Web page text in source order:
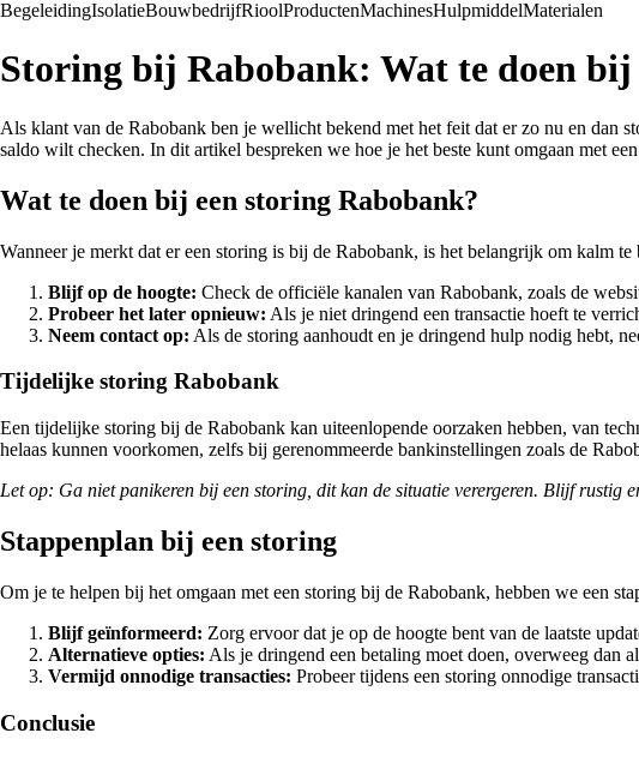
BegeleidingIsolatieBouwbedrijfRioolProductenMachinesHulpmiddelMaterialen
Storing bij Rabobank: Wat te doen
Als klant van de Rabobank ben je wellicht bekend met het feit dat er zo nu en dan
saldo wilt checken. In dit artikel bespreken we hoe je het beste kunt omgaan met
Wat te doen bij een storing Rabobank?
Wanneer je merkt dat er een storing is bij de Rabobank, is het belangrijk om kalm
Blijf op de hoogte: Check de officiële kanalen van Rabobank, zoals de
Probeer het later opnieuw: Als je niet dringend een transactie hoeft te
Neem contact op: Als de storing aanhoudt en je dringend hulp nodig hebt,
Tijdelijke storing Rabobank
Een tijdelijke storing bij de Rabobank kan uiteenlopende oorzaken hebben, van
helaas kunnen voorkomen, zelfs bij gerenommeerde bankinstellingen zoals de
Let op: Ga niet panikeren bij een storing, dit kan de situatie verergeren. Blijf rustig
Stappenplan bij een storing
Om je te helpen bij het omgaan met een storing bij de Rabobank, hebben we een
Blijf geïnformeerd: Zorg ervoor dat je op de hoogte bent van de laatste
Alternatieve opties: Als je dringend een betaling moet doen, overweeg dan
Vermijd onnodige transacties: Probeer tijdens een storing onnodige
Conclusie